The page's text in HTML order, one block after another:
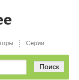
Серии
Поиск